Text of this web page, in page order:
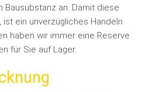
an. Damit diese
ist ein unverzügliches Handeln
haben wir immer eine Reserve
für Sie auf Lager.